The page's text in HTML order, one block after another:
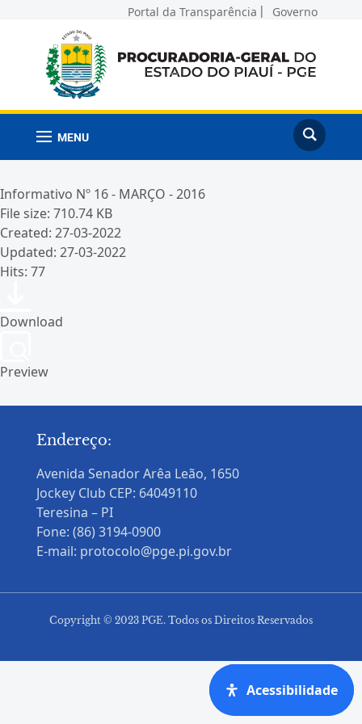
Portal da Transparência Governo
MENU
Informativo Nº 16 - MARÇO - 2016
File size: 710.74 KB
Created: 27-03-2022
Updated: 27-03-2022
Hits: 77
Download
Preview
Endereço:
Avenida Senador Arêa Leão, 1650
Jockey Club CEP: 64049110
Teresina – PI
Fone: (86) 3194-0900
E-mail: protocolo@pge.pi.gov.br
Copyright © 2023 PGE. Todos os Direitos Reservados
Acessibilidade
Acessibilidade